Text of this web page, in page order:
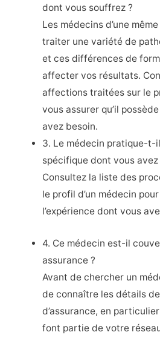
dont vous souffrez ?
Les médecins d’une
traiter une variété de
et ces différences de
affecter vos résultats.
affections traitées sur le
vous assurer qu’il
avez besoin.
3. Le médecin pratique-t-
spécifique dont vous avez
Consultez la liste des
le profil d’un médecin
l’expérience dont vous
4. Ce médecin est-il
assurance ?
Avant de chercher un
de connaître les détails
d’assurance, en
font partie de votre